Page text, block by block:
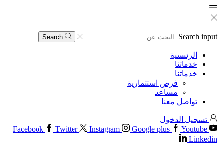
Search input
Search
الرئيسية
خدماتنا
خدماتنا
فرص استثمارية
مساعد
تواصل معنا
تسجيل الدخول
Facebook
Twitter Instagram Google plus
Youtube
Linkedin